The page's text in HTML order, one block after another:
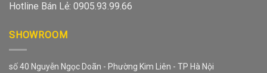
Hotline Bán Lẻ: 0905.93.99.66
SHOWROOM
số 40 Nguyễn Ngọc Doãn - Phường Kim Liên - TP Hà Nội